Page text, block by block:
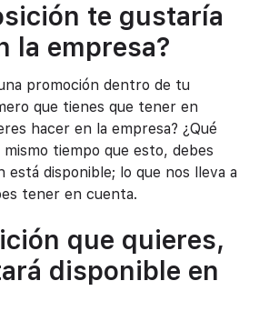
te gustaría
la empresa?
promoción dentro de tu
que tienes que tener en
hacer en la empresa? ¿Qué
mismo tiempo que esto, debes
está disponible; lo que nos lleva a
tener en cuenta.
que quieres,
disponible en